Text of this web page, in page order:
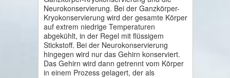
Neurokonservierung. Bei der Ganzkörper-
Kryokonservierung wird der gesamte Körper
auf extrem niedrige Temperaturen
abgekühlt, in der Regel mit flüssigem
Stickstoff. Bei der Neurokonservierung
hingegen wird nur das Gehirn konserviert.
Das Gehirn wird dann getrennt vom Körper
in einem Prozess gelagert, der als